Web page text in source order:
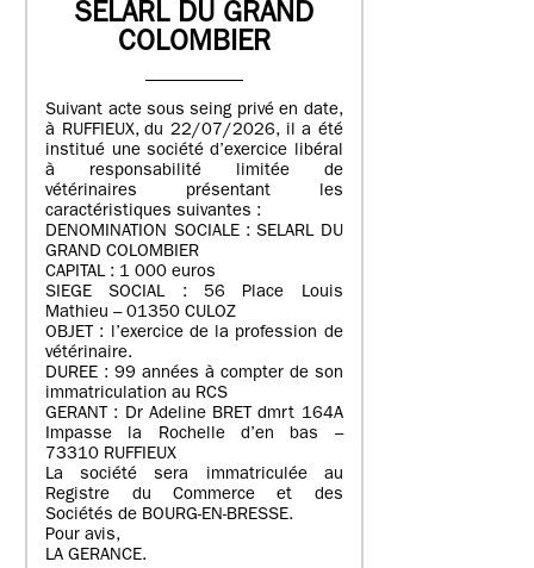
SELARL DU GRAND
COLOMBIER
Suivant acte sous seing privé en date,
à RUFFIEUX, du 22/07/2026, il a été
institué une société d’exercice libéral
à responsabilité limitée de
vétérinaires présentant les
caractéristiques suivantes :
DENOMINATION SOCIALE : SELARL DU
GRAND COLOMBIER
CAPITAL : 1 000 euros
SIEGE SOCIAL : 56 Place Louis
Mathieu – 01350 CULOZ
OBJET : l’exercice de la profession de
vétérinaire.
DUREE : 99 années à compter de son
immatriculation au RCS
GERANT : Dr Adeline BRET dmrt 164A
Impasse la Rochelle d’en bas –
73310 RUFFIEUX
La société sera immatriculée au
Registre du Commerce et des
Sociétés de BOURG-EN-BRESSE.
Pour avis,
LA GERANCE.